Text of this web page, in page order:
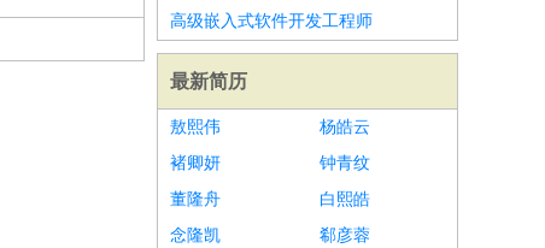
高级嵌入式软件开发工程师
最新简历
敖熙伟
杨皓云
褚卿妍
钟青纹
董隆舟
白熙皓
念隆凯
郗彦蓉